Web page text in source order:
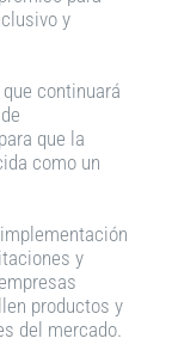
y
continuará
que la
como un
y
productos y
del mercado.